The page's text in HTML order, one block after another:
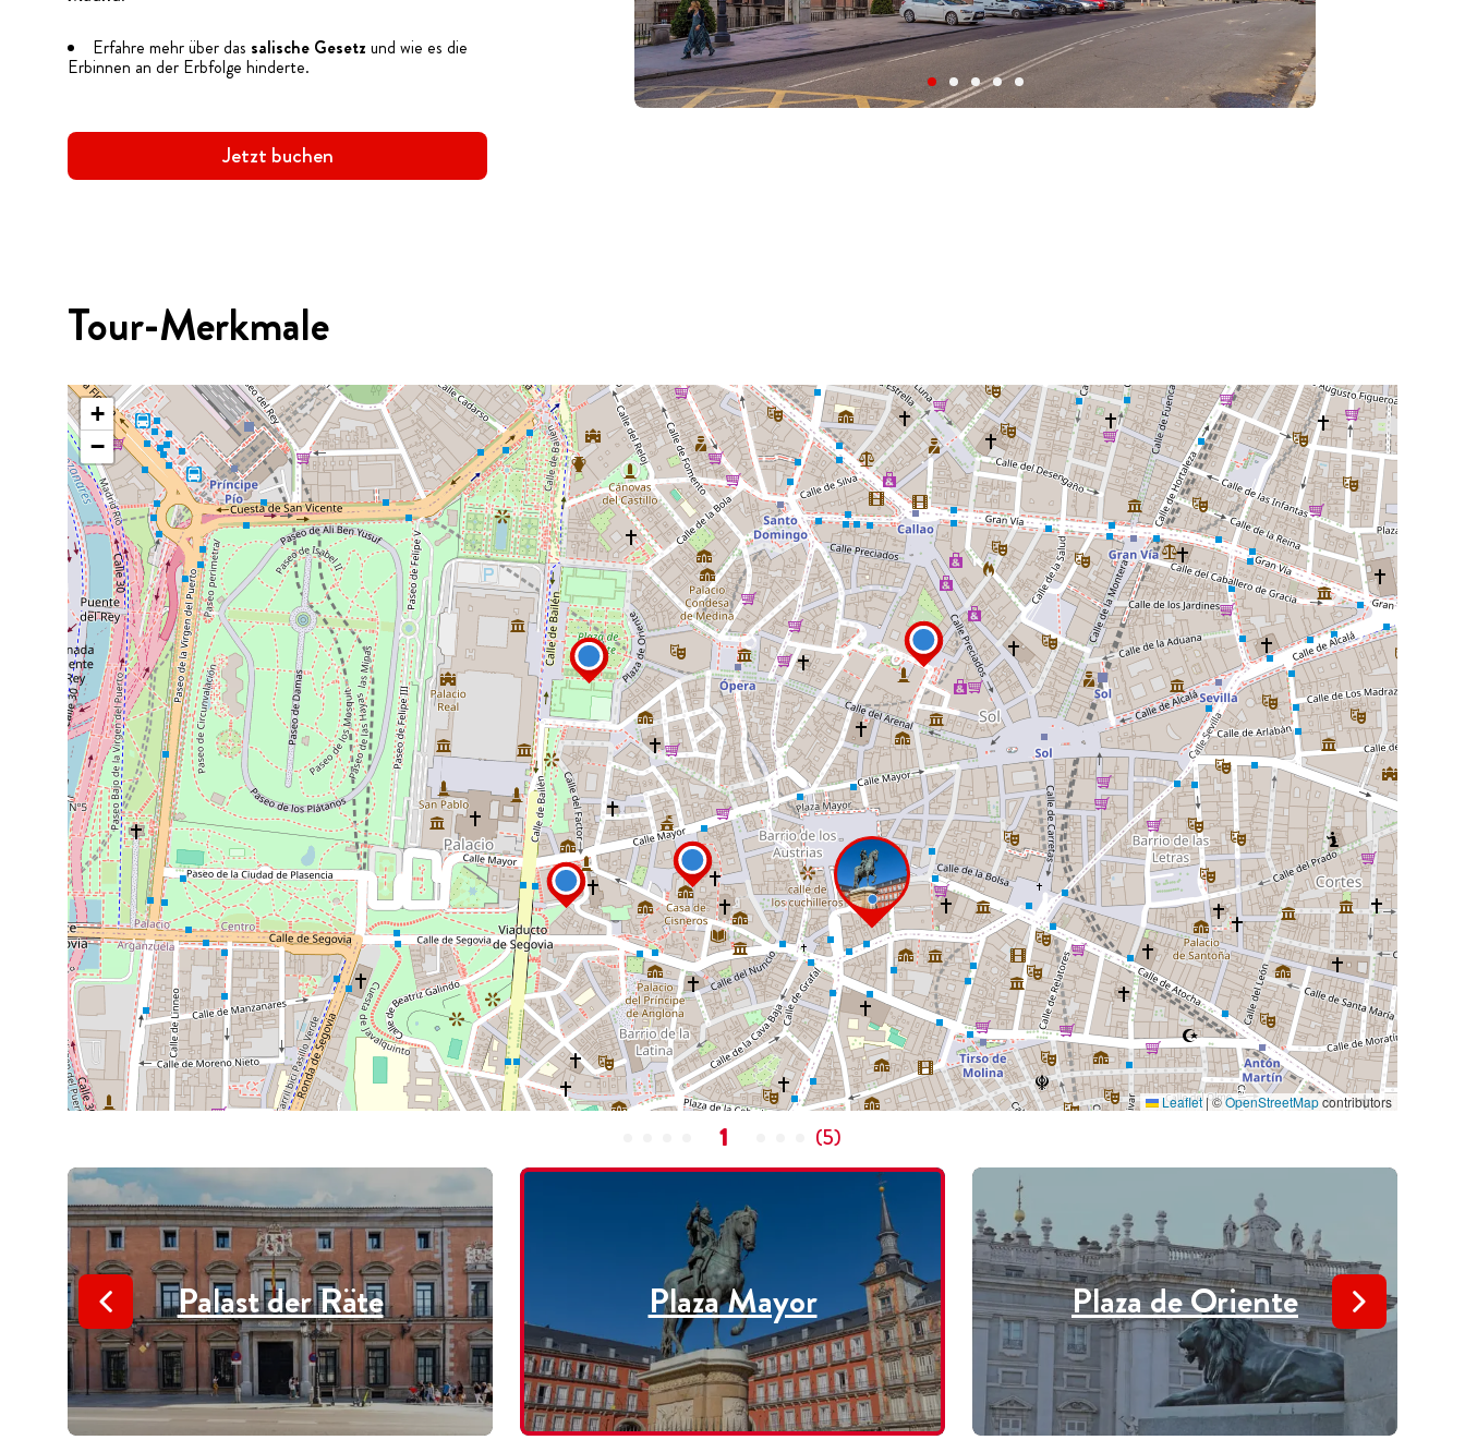
Erfahre mehr über das salische Gesetz und wie es die
Erbinnen an der Erbfolge hinderte.
Jetzt buchen
Tour-Merkmale
+
−
Leaflet |©OpenStreetMapcontributors
1 (5)
Palast der Räte Plaza Mayor Plaza de Oriente